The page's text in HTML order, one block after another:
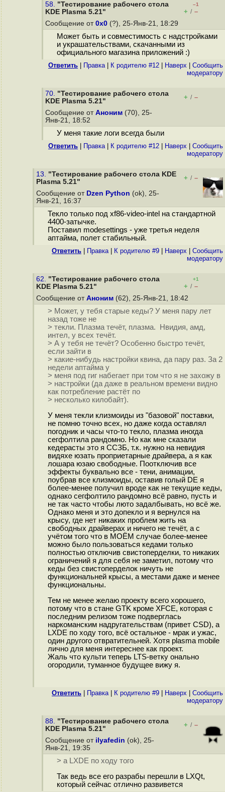
58. "Тестирование рабочего стола
KDE Plasma 5.21"
–1
+ / –
Сообщение от 0x0 (?), 25-Янв-21, 18:29
Может быть и совместимость с надстройками
и украшательствами, скачанными из
официального магазина приложений :)
Ответить Правка| К родителю #12 Наверх
Cообщить
модератору
70. "Тестирование рабочего стола
KDE Plasma 5.21"
+ / –
Сообщение от Аноним (70), 25-
Янв-21, 18:52
У меня такие логи всегда были
Ответить Правка| К родителю #12 Наверх
Cообщить
модератору
13. "Тестирование рабочего стола KDE
Plasma 5.21"
+ / –
Сообщение от Dzen Python (ok), 25-
Янв-21, 16:37
Текло только под xf86-video-intel на стандартной
4400-затычке.
Поставил modesettings - уже третья неделя
аптайма, полет стабильный.
Ответить Правка| К родителю #9 Наверх
Cообщить
модератору
62. "Тестирование рабочего стола
KDE Plasma 5.21"
+1
+ / –
Сообщение от Аноним (62), 25-Янв-21, 18:42
> Может, у тебя старые кеды? У меня пару лет
назад тоже не
> текли. Плазма течёт, плазма. Нвидия, амд,
интел, у всех течёт.
> А у тебя не течёт? Особенно быстро течёт,
если зайти в
> какие-нибудь настройки квина, да пару раз. За 2
недели аптайма у
> меня под гиг набегает при том что я не захожу в
> настройки (да даже в реальном времени видно
как потребление растёт по
> несколько килобайт).
У меня текли клизмоиды из "базовой" поставки,
не помню точно всех, но даже когда оставлял
погодник и часы что-то текло, плазма иногда
сегфолтила рандомно. Но как мне сказали
кедерасты это я ССЗБ, т.к. нужно на невидия
видяхе юзать проприетарные драйвера, а я как
лошара юзаю свободные. Поотключив все
эффекты буквально все - тени, анимации,
поубрав все клизмоиды, оставив голый DE я
более-менее получил вроде как не текущие кеды,
однако сегфолтило рандомно всё равно, пусть и
не так часто чтобы люто задалбывать, но всё же.
Однако меня и это допекло и я вернулся на
крысу, где нет никаких проблем жить на
свободных драйверах и ничего не течёт, а с
учётом того что в МОЁМ случае более-менее
можно было пользоваться кедами только
полностью отключив свистоперделки, то никаких
ограничений я для себя не заметил, потому что
кеды без свистоперделок ничуть не
функциональней крысы, а местами даже и менее
функциональны.
Тем не менее желаю проекту всего хорошего,
потому что в стане GTK кроме XFCE, которая с
последним релизом тоже подверглась
наркоманским надругательствам (привет CSD), а
LXDE по ходу того, всё остальное - мрак и ужас,
один другого отвратительней. Хотя plasma mobile
лично для меня интереснее как проект.
Жаль что культи теперь LTS-ветку онально
огородили, туманное будущее вижу я.
Ответить Правка| К родителю #9 Наверх
Cообщить
модератору
88. "Тестирование рабочего стола
KDE Plasma 5.21"
+ / –
Сообщение от ilyafedin (ok), 25-
Янв-21, 19:35
> а LXDE по ходу того
Так ведь все его разрабы перешли в LXQt,
который сейчас отлично развивется